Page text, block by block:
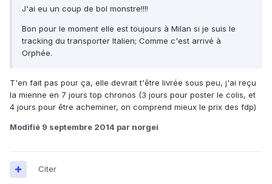
J'ai eu un coup de bol monstre!!!!
Bon pour le moment elle est toujours à Milan si je suis le
tracking du transporter Italien; Comme c'est arrivé à
Orphée.
T'en fait pas pour ça, elle devrait t'être livrée sous peu, j'ai reçu
la mienne en 7 jours top chronos (3 jours pour poster le colis, et
4 jours pour être acheminer, on comprend mieux le prix des fdp)
Modifié 9 septembre 2014 par norgei
Citer